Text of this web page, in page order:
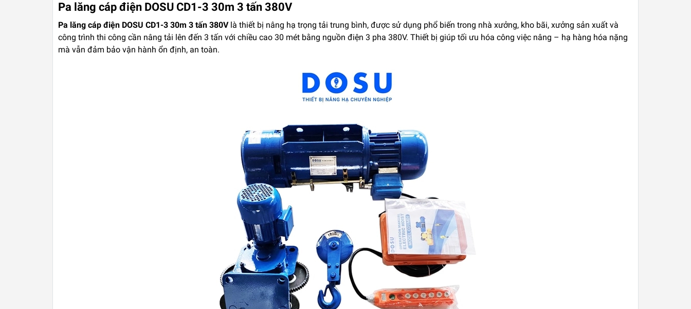
Pa lăng cáp điện DOSU CD1-3 30m 3 tấn 380V
Pa lăng cáp điện DOSU CD1-3 30m 3 tấn 380Vlà thiết bị nâng hạ trọng tải trung bình, được sử dụng phổ biến trong nhà xưởng, kho bãi, xưởng sản xuất và
công trình thi công cần nâng tải lên đến 3 tấn với chiều cao 30 mét bằng nguồn điện 3 pha 380V. Thiết bị giúp tối ưu hóa công việc nâng – hạ hàng hóa nặng
mà vẫn đảm bảo vận hành ổn định, an toàn.